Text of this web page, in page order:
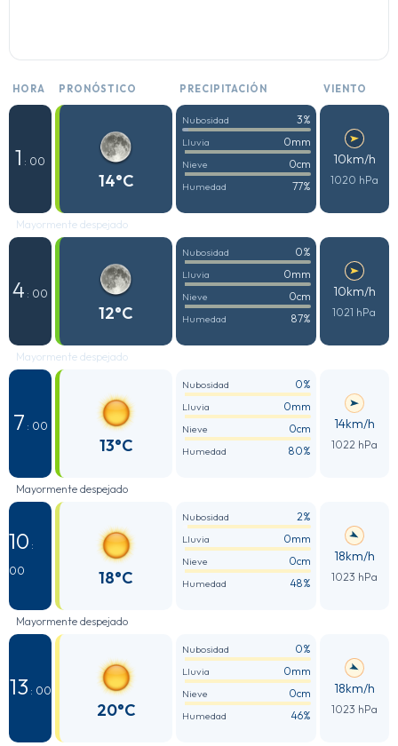
HORA PRONÓSTICO PRECIPITACIÓN VIENTO
1 : 00
14°C
Nubosidad 3%
Lluvia 0mm
Nieve 0cm
Humedad 77%
10km/h
1020 hPa
Mayormente despejado
4 : 00
12°C
Nubosidad 0%
Lluvia 0mm
Nieve 0cm
Humedad 87%
10km/h
1021 hPa
Mayormente despejado
7 : 00
13°C
Nubosidad 0%
Lluvia 0mm
Nieve 0cm
Humedad 80%
14km/h
1022 hPa
Mayormente despejado
10 :
00
18°C
Nubosidad 2%
Lluvia 0mm
Nieve 0cm
Humedad 48%
18km/h
1023 hPa
Mayormente despejado
13 : 00
20°C
Nubosidad 0%
Lluvia 0mm
Nieve 0cm
Humedad 46%
18km/h
1023 hPa